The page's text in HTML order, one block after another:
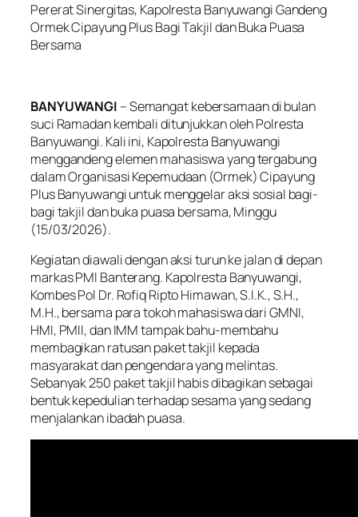
Pererat Sinergitas, Kapolresta Banyuwangi Gandeng
Ormek Cipayung Plus Bagi Takjil dan Buka Puasa
Bersama
BANYUWANGI – Semangat kebersamaan di bulan
suci Ramadan kembali ditunjukkan oleh Polresta
Banyuwangi. Kali ini, Kapolresta Banyuwangi
menggandeng elemen mahasiswa yang tergabung
dalam Organisasi Kepemudaan (Ormek) Cipayung
Plus Banyuwangi untuk menggelar aksi sosial bagi-
bagi takjil dan buka puasa bersama, Minggu
(15/03/2026).
Kegiatan diawali dengan aksi turun ke jalan di depan
markas PMI Banterang. Kapolresta Banyuwangi,
Kombes Pol Dr. Rofiq Ripto Himawan, S.I.K., S.H.,
M.H., bersama para tokoh mahasiswa dari GMNI,
HMI, PMII, dan IMM tampak bahu-membahu
membagikan ratusan paket takjil kepada
masyarakat dan pengendara yang melintas.
Sebanyak 250 paket takjil habis dibagikan sebagai
bentuk kepedulian terhadap sesama yang sedang
menjalankan ibadah puasa.